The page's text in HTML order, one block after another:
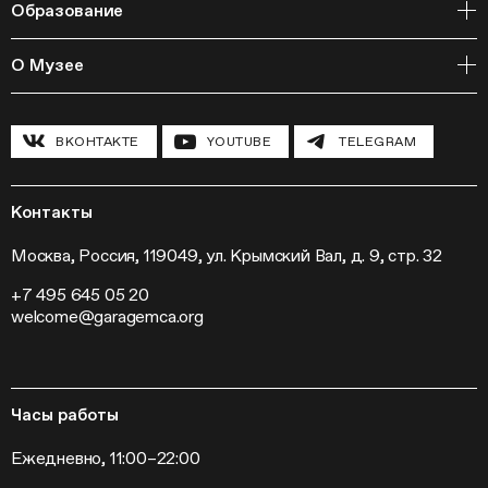
Библиотека
Издательская программа
Мастерские
Инклюзивные программы
Конференции
Программа «Новые медиа»
Кинопрограмма
Выставки
Слет институций современного искусства
Образование
Курсы
Циклы лекций
О Музее
Павильон «Шестигранник»
Хроника Музея «Гараж»
Новости
Пресса
Контакты
ВКОНТАКТЕ YOUTUBE TELEGRAM
Контакты
Москва, Россия, 119049, ул. Крымский Вал, д. 9, стр. 32
+7 495 645 05 20
welcome@garagemca.org
Часы работы
Ежедневно, 11:00–22:00